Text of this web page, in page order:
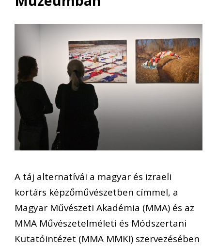
A táj alternatívái a magyar és izraeli
kortárs képzőművészetben címmel, a
Magyar Művészeti Akadémia (MMA) és az
MMA Művészetelméleti és Módszertani
Kutatóintézet (MMA MMKI) szervezésében